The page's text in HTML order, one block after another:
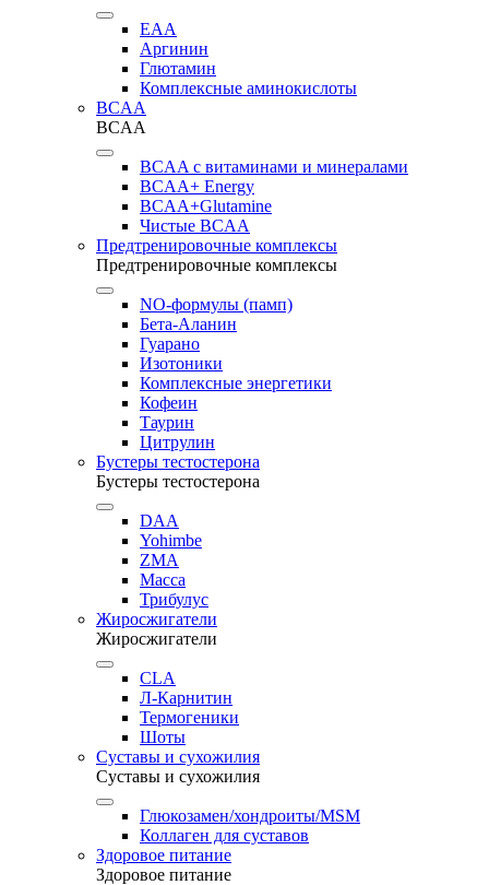
EAA
Аргинин
Глютамин
Комплексные аминокислоты
BCAA
BCAA
BCAA с витаминами и минералами
BCAA+ Energy
BCAA+Glutamine
Чистые BCAA
Предтренировочные комплексы
Предтренировочные комплексы
NO-формулы (памп)
Бета-Аланин
Гуарано
Изотоники
Комплексные энергетики
Кофеин
Таурин
Цитрулин
Бустеры тестостерона
Бустеры тестостерона
DAA
Yohimbe
ZMA
Масса
Трибулус
Жиросжигатели
Жиросжигатели
CLA
Л-Карнитин
Термогеники
Шоты
Суставы и сухожилия
Суставы и сухожилия
Глюкозамен/хондроиты/MSM
Коллаген для суставов
Здоровое питание
Здоровое питание